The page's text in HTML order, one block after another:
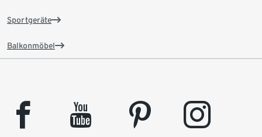
Sportgeräte
Balkonmöbel
facebook youtube pinterest instagram